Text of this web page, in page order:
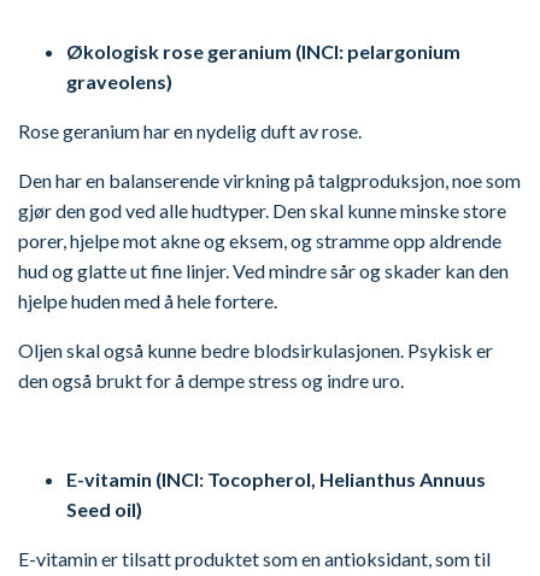
Økologisk rose geranium (INCI: pelargonium
graveolens)
Rose geranium har en nydelig duft av rose.
Den har en balanserende virkning på talgproduksjon, noe som
gjør den god ved alle hudtyper. Den skal kunne minske store
porer, hjelpe mot akne og eksem, og stramme opp aldrende
hud og glatte ut fine linjer. Ved mindre sår og skader kan den
hjelpe huden med å hele fortere.
Oljen skal også kunne bedre blodsirkulasjonen. Psykisk er
den også brukt for å dempe stress og indre uro.
E-vitamin (INCI: Tocopherol, Helianthus Annuus
Seed oil)
E-vitamin er tilsatt produktet som en antioksidant, som til